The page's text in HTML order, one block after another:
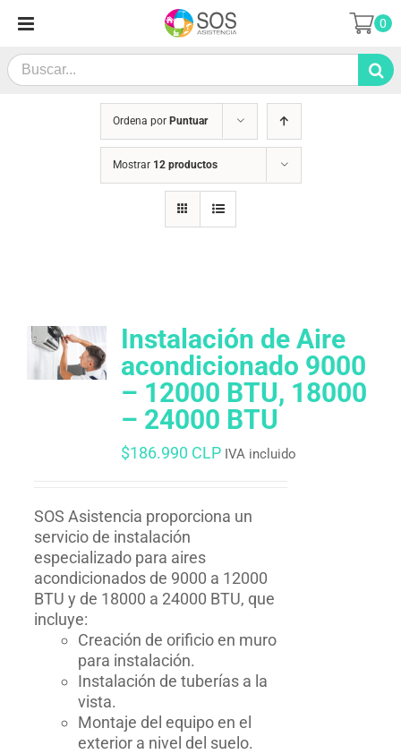
contenido
Search
for:
0
Ordena por Puntuar
Mostrar 12 productos
Instalación de Aire
acondicionado 9000
– 12000 BTU, 18000
– 24000 BTU
$186.990 CLP IVA incluido
SOS Asistencia proporciona un
servicio de instalación
especializado para aires
acondicionados de 9000 a 12000
BTU y de 18000 a 24000 BTU, que
incluye:
Creación de orificio en muro
para instalación.
Instalación de tuberías a la
vista.
Montaje del equipo en el
exterior a nivel del suelo.